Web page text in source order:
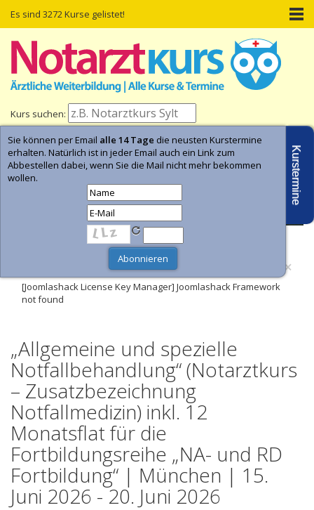
Es sind 3272 Kurse gelistet!
Kurs suchen:
Home Kurs-Termine Kurs-Suche
×
[Joomlashack License Key Manager] Joomlashack Framework
not found
„Allgemeine und spezielle
Notfallbehandlung“ (Notarztkurs
– Zusatzbezeichnung
Notfallmedizin) inkl. 12
Monatsflat für die
Fortbildungsreihe „NA- und RD
Fortbildung“ | München | 15.
Juni 2026 - 20. Juni 2026
Kurstermine
Sie können per Email alle 14 Tage die neusten Kurstermine
erhalten. Natürlich ist in jeder Email auch ein Link zum
Abbestellen dabei, wenn Sie die Mail nicht mehr bekommen
wollen.